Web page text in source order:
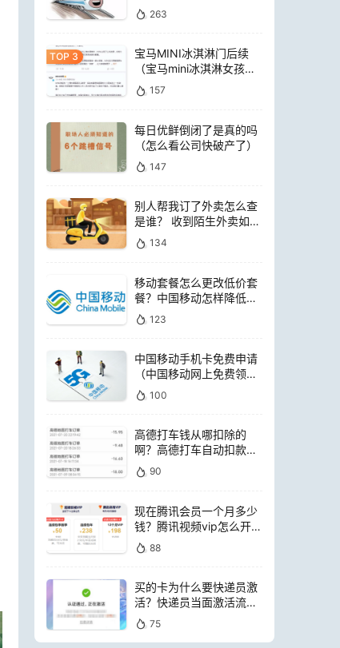
263
宝马MINI冰淇淋门后续
（宝马mini冰淇淋女孩员
工）157
每日优鲜倒闭了是真的吗
（怎么看公司快破产了）
147
别人帮我订了外卖怎么查
是谁？ 收到陌生外卖如何
查询是谁点的
134
移动套餐怎么更改低价套
餐？中国移动怎样降低套
餐费用
123
中国移动手机卡免费申请
（中国移动网上免费领电
话卡）
100
高德打车钱从哪扣除的
啊？高德打车自动扣款是
扣哪里的钱
90
现在腾讯会员一个月多少
钱？腾讯视频vip怎么开通
便宜88
买的卡为什么要快递员激
活？快递员当面激活流量
卡可靠吗
75